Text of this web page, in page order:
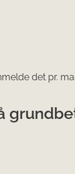
det pr.